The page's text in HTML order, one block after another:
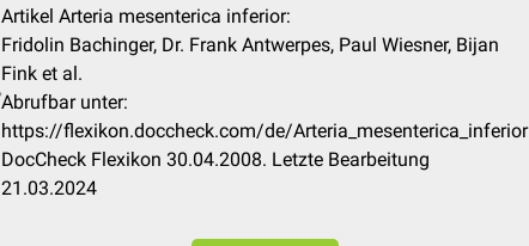
Artikel Arteria mesenterica inferior:
Fridolin Bachinger, Dr. Frank Antwerpes, Paul Wiesner, Bijan
Fink et al.
Abrufbar unter:
https://flexikon.doccheck.com/de/Arteria_mesenterica_inferior
DocCheck Flexikon 30.04.2008. Letzte Bearbeitung
21.03.2024